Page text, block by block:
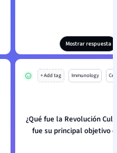
Mostrar respuesta
+ Add tag Immunology
¿Qué fue la Revolución
fue su principal objetivo